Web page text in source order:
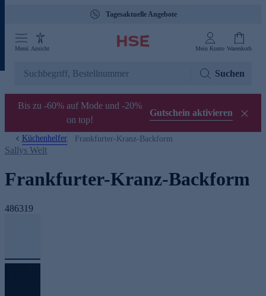
Tagesaktuelle Angebote
Menü Ansicht Mein Konto Warenkorb
Suchen
Bis zu -60% auf Mode und -20%
on top!
Gutschein aktivieren
Küchenhelfer Frankfurter-Kranz-Backform
Sallys Welt
Frankfurter-Kranz-Backform
486319